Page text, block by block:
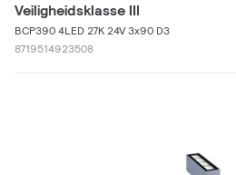
Veiligheidsklasse III
BCP390 4LED 27K 24V 3x90 D3
8719514923508